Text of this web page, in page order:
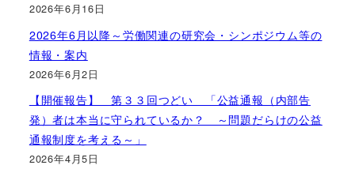
2026年6月16日
2026年6月以降～労働関連の研究会・シンポジウム等の
情報・案内
2026年6月2日
【開催報告】 第３３回つどい 「公益通報（内部告
発）者は本当に守られているか？ ～問題だらけの公益
通報制度を考える～」
2026年4月5日